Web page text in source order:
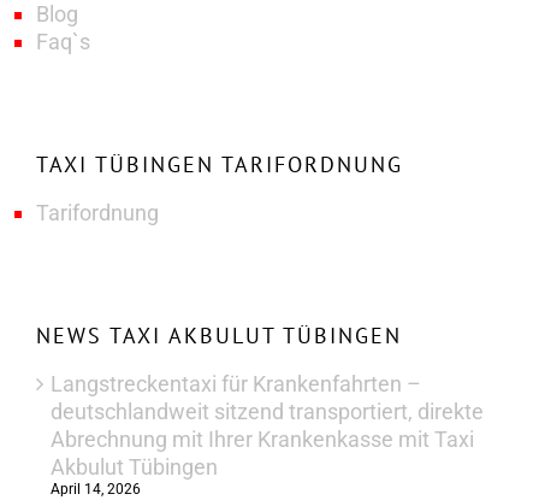
Blog
Faq`s
TAXI TÜBINGEN TARIFORDNUNG
Tarifordnung
NEWS TAXI AKBULUT TÜBINGEN
Langstreckentaxi für Krankenfahrten –
deutschlandweit sitzend transportiert, direkte
Abrechnung mit Ihrer Krankenkasse mit Taxi
Akbulut Tübingen
April 14, 2026